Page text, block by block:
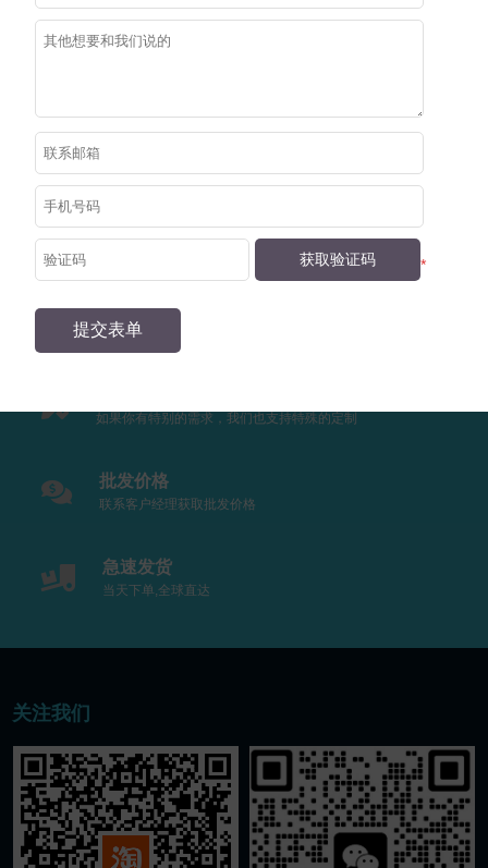
如果你有特别的需求，我们也支持特殊的定制
批发价格
联系客户经理获取批发价格
急速发货
当天下单,全球直达
关注我们
获取验证码 *